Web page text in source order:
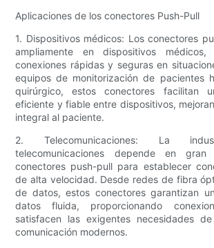
Aplicaciones de los conectores Push-Pull
1. Dispositivos médicos: Los conectores
ampliamente en dispositivos
conexiones rápidas y seguras en
equipos de monitorización de pacientes
quirúrgico, estos conectores facilitan
eficiente y fiable entre dispositivos,
integral al paciente.
2. Telecomunicaciones: La
telecomunicaciones depende en
conectores push-pull para establecer
de alta velocidad. Desde redes de fibra
de datos, estos conectores garantizan
datos fluida, proporcionando
satisfacen las exigentes necesidades
comunicación modernos.